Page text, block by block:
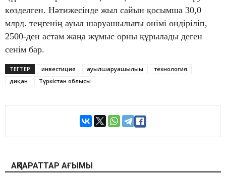
көзделген. Нәтижесінде жыл сайын қосымша 30,0
млрд. теңгенің ауыл шаруашылығы өнімі өндіріліп,
2500-ден астам жаңа жұмыс орны құрылады деген
сенім бар.
ТЕГТЕР инвестиция ауылшаруашылығы
технология
диқан
Түркістан облысы
АҚПАРАТТАР АҒЫМЫ